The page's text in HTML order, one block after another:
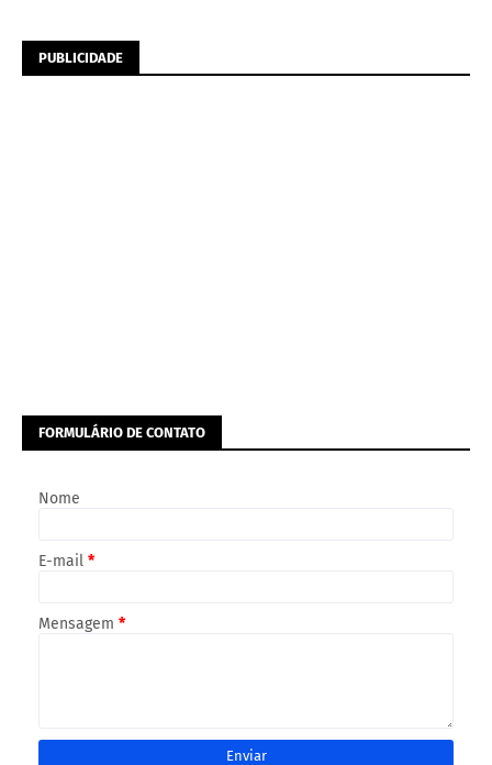
PUBLICIDADE
FORMULÁRIO DE CONTATO
Nome
E-mail *
Mensagem *